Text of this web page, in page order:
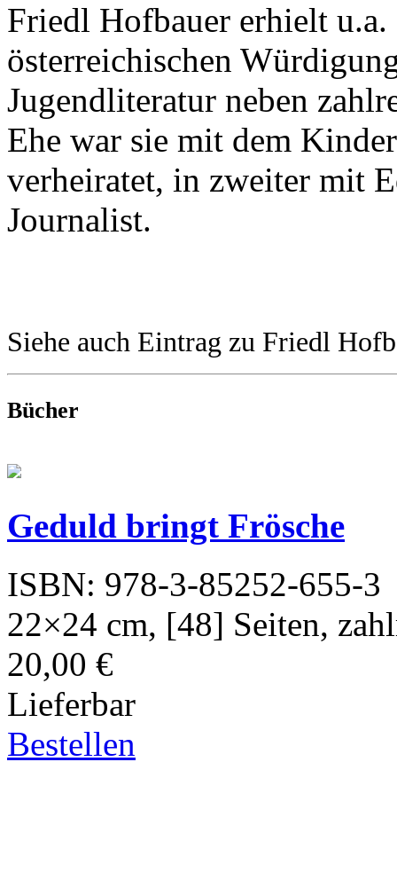
Friedl Hofbauer erhielt
österreichischen
Jugendliteratur neben
Ehe war sie mit dem
verheiratet, in zweiter mit
Journalist.
Siehe auch Eintrag zu Friedl
Bücher
Geduld bringt Frösche
ISBN: 978-3-85252-655-3
22×24 cm, [48] Seiten,
20,00 €
Lieferbar
Bestellen